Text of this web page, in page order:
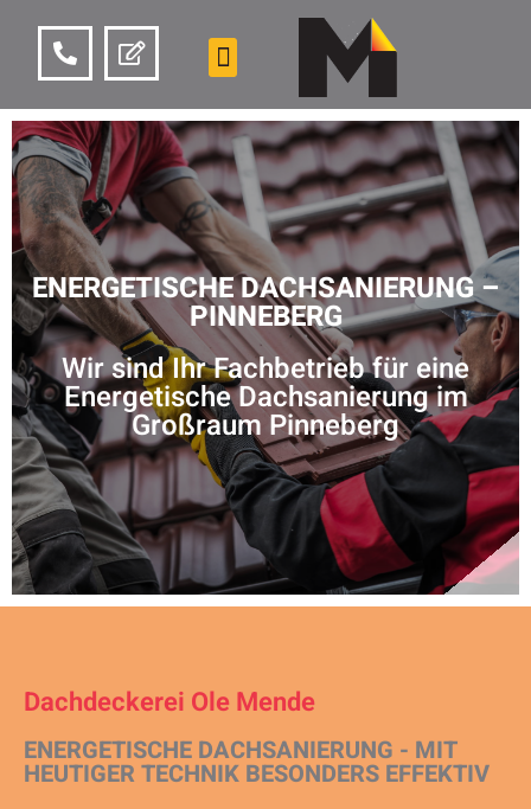
ENERGETISCHE DACHSANIERUNG –
PINNEBERG
Wir sind Ihr Fachbetrieb für eine
Energetische Dachsanierung im
Großraum Pinneberg
Dachdeckerei Ole Mende
ENERGETISCHE DACHSANIERUNG - MIT
HEUTIGER TECHNIK BESONDERS EFFEKTIV